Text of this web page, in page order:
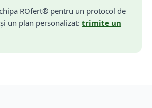
& soluții detaliate →
ROfert® pentru un protocol de
un plan personalizat: trimite un